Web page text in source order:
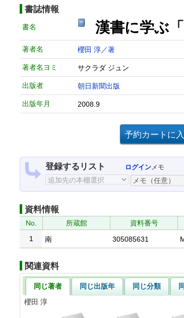
書誌情報
書名 漢書に学
著者名 櫻田 淳／著
著者名ヨミ サクラダ ジュン
出版者 朝日新聞出版
出版年月 2008.9
登録するリスト ログインメモ
資料情報
No. 所蔵館 資料番号
1
南 305085631
関連資料
同じ著者 同じ出版年 同じ分類
櫻田 淳